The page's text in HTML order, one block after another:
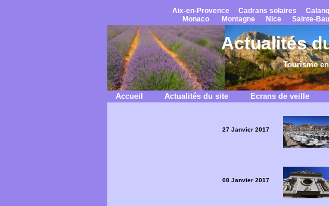
Aix-en-Provence Cadrans solaires
Monaco
Montagne Nice Sainte-
Actualités
Tourisme
Accueil Actualités du site Ecrans de veille
27 Janvier 2017
08 Janvier 2017